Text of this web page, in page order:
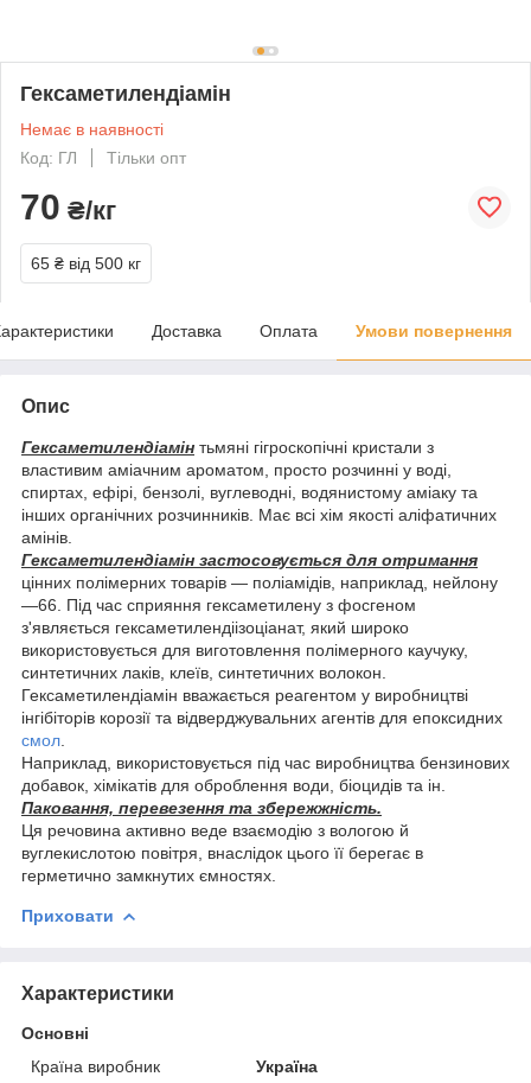
Гексаметилендіамін
Немає в наявності
Код: ГЛ
Тільки опт
70 ₴/кг
65 ₴ від 500 кг
Доставка Оплата Умови повернення
Опис
Гексаметилендіамін тьмяні гігроскопічні кристали з
властивим аміачним ароматом, просто розчинні у воді,
спиртах, ефірі, бензолі, вуглеводні, водянистому аміаку та
інших органічних розчинників. Має всі хім якості аліфатичних
амінів.
Гексаметилендіамін застосовується для отримання
цінних полімерних товарів — поліамідів, наприклад, нейлону
—66. Під час сприяння гексаметилену з фосгеном
з'являється гексаметилендіізоціанат, який широко
використовується для виготовлення полімерного каучуку,
синтетичних лаків, клеїв, синтетичних волокон.
Гексаметилендіамін вважається реагентом у виробництві
інгібіторів корозії та відверджувальних агентів для епоксидних
смол
Наприклад, використовується під час виробництва бензинових
добавок, хімікатів для оброблення води, біоцидів та ін.
Паковання, перевезення та збережжність.
Ця речовина активно веде взаємодію з вологою й
вуглекислотою повітря, внаслідок цього її берегає в
герметично замкнутих ємностях.
Приховати
Характеристики
Основні
Країна виробник
Україна